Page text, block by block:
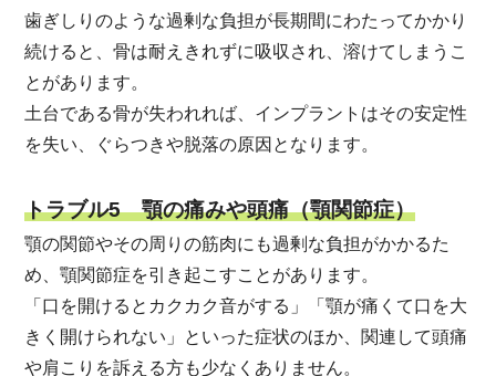
歯ぎしりのような過剰な負担が長期間にわたってかかり
続けると、骨は耐えきれずに吸収され、溶けてしまうこ
とがあります。
土台である骨が失われれば、インプラントはその安定性
を失い、ぐらつきや脱落の原因となります。
トラブル5 顎の痛みや頭痛（顎関節症）
顎の関節やその周りの筋肉にも過剰な負担がかかるた
め、顎関節症を引き起こすことがあります。
「口を開けるとカクカク音がする」「顎が痛くて口を大
きく開けられない」といった症状のほか、関連して頭痛
や肩こりを訴える方も少なくありません。